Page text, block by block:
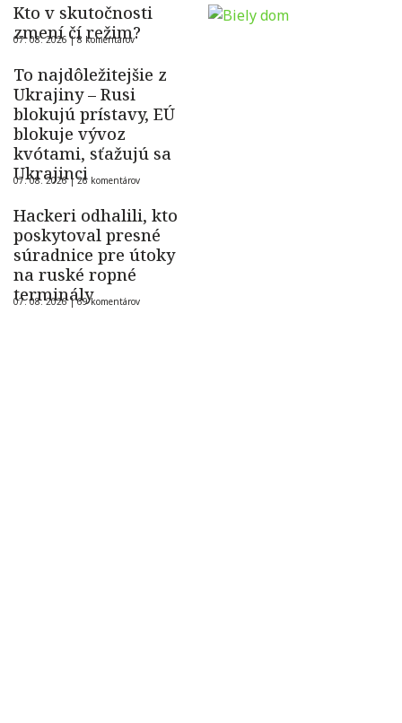
Kto v skutočnosti
zmení čí režim?
07. 08. 2026 |8 komentárov
To najdôležitejšie z
Ukrajiny – Rusi
blokujú prístavy, EÚ
blokuje vývoz
kvótami, sťažujú sa
Ukrajinci
07. 08. 2026 |26 komentárov
Hackeri odhalili, kto
poskytoval presné
súradnice pre útoky
na ruské ropné
terminály
07. 08. 2026 |69 komentárov